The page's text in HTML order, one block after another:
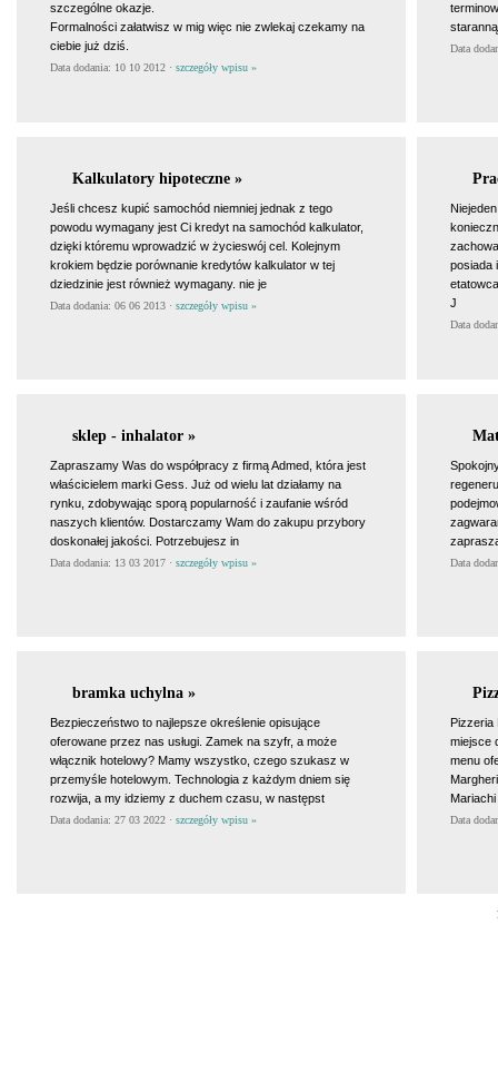
szczególne okazje.
Formalności załatwisz w mig więc nie zwlekaj czekamy na
ciebie już dziś.
Data dodania: 10 10 2012 · szczegóły wpisu »
Data
Kalkulatory hipoteczne »
Jeśli chcesz kupić samochód niemniej jednak z tego
powodu wymagany jest Ci kredyt na samochód kalkulator,
dzięki któremu wprowadzić w życieswój cel. Kolejnym
krokiem będzie porównanie kredytów kalkulator w tej
dziedzinie jest również wymagany. nie je
Data dodania: 06 06 2013 · szczegóły wpisu »
posiada
J
Data
sklep - inhalator »
Zapraszamy Was do współpracy z firmą Admed, która jest
właścicielem marki Gess. Już od wielu lat działamy na
rynku, zdobywając sporą popularność i zaufanie wśród
naszych klientów. Dostarczamy Wam do zakupu przybory
doskonałej jakości. Potrzebujesz in
Data dodania: 13 03 2017 · szczegóły wpisu » Data
bramka uchylna »
Bezpieczeństwo to najlepsze określenie opisujące
oferowane przez nas usługi. Zamek na szyfr, a może
włącznik hotelowy? Mamy wszystko, czego szukasz w
przemyśle hotelowym. Technologia z każdym dniem się
rozwija, a my idziemy z duchem czasu, w następst
Data dodania: 27 03 2022 · szczegóły wpisu »
Pizzeria
miejsce
menu
Data